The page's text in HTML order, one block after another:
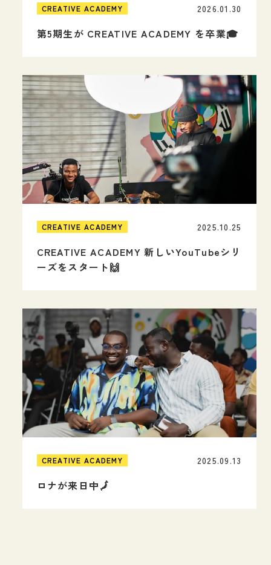
CREATIVE ACADEMY
第5期生が CREATIVE ACADEMY を卒業🎓
2026.01.30
CREATIVE ACADEMY
CREATIVE ACADEMY 新しいYouTubeシリ
ーズをスタート🙌
2025.10.25
CREATIVE ACADEMY
ロナが来日中🗾
2025.09.13